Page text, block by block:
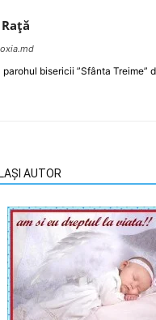
parohul bisericii ”Sfânta Treime”
AUTOR